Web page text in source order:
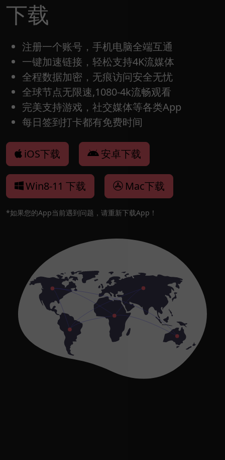
下载
注册一个账号，手机电脑全端互通
一键加速链接，轻松支持4K流媒体
全程数据加密，无痕访问安全无忧
全球节点无限速,1080-4k流畅观看
完美支持游戏，社交媒体等各类App
每日签到打卡都有免费时间
iOS下载 安卓下载
Win8-11 下载 Mac下载
*如果您的App当前遇到问题，请重新下载App！